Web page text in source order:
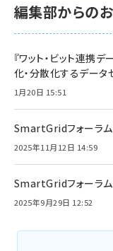
編集部からの
『ワット・ビット連
化・分散化するデー
1月20日 15:51
SmartGridフォーラ
2025年11月12日 14:59
SmartGridフォーラム
2025年9月29日 12:52